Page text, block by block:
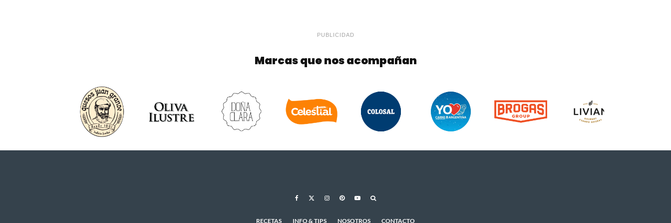
PUBLICIDAD
Marcas que nos acompañan
RECETAS INFO & TIPS NOSOTROS CONTACTO